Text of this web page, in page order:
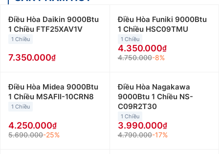
Điều Hòa Daikin 9000Btu
1 Chiều FTF25XAV1V
1 Chiều
7.350.000
Điều Hòa Funiki 9000Btu
1 Chiều HSC09TMU
1 Chiều
4.350.000
4.750.000-8%
Điều Hòa Midea 9000Btu
1 Chiều MSAFII-10CRN8
1 Chiều
4.250.000
5.690.000-25%
Điều Hòa Nagakawa
9000Btu 1 Chiều NS-
C09R2T30
1 Chiều
3.990.000
4.790.000-17%